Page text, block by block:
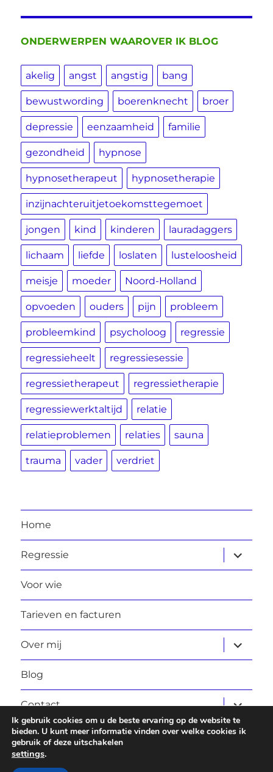
ONDERWERPEN WAAROVER IK BLOG
akelig angst angstig bang
bewustwording boerenknecht broer
depressie eenzaamheid familie
gezondheid hypnose
hypnosetherapeut hypnosetherapie
inzijnachteruitjetoekomsttegemoet
jongen kind kinderen lauradaggers
lichaam liefde loslaten lusteloosheid
meisje moeder Noord-Holland
opvoeden ouders pijn probleem
probleemkind psycholoog regressie
regressieheelt regressiesessie
regressietherapeut regressietherapie
regressiewerktaltijd relatie
relatieproblemen relaties sauna
trauma vader verdriet
Home
Regressie
Voor wie
Tarieven en facturen
Over mij
Blog
Contact
Laura Daggers Privacybeleid
WordPress
Ik gebruik cookies om u de beste ervaring op de website te
bieden. U kunt meer informatie vinden over welke cookies ik
gebruik of deze uitschakelen
settings.